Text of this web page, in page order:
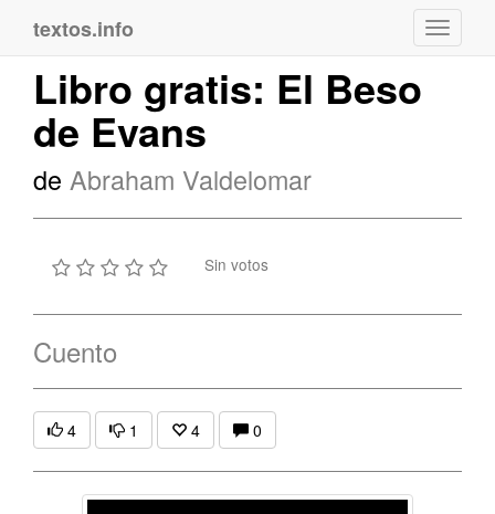
textos.info
Libro gratis: El Beso
de Evans
de Abraham Valdelomar
Sin votos
Cuento
4 1 4 0